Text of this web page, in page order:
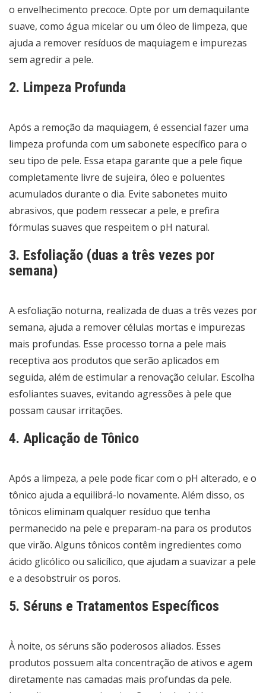
o envelhecimento precoce. Opte por um demaquilante
suave, como água micelar ou um óleo de limpeza, que
ajuda a remover resíduos de maquiagem e impurezas
sem agredir a pele.
2. Limpeza Profunda
Após a remoção da maquiagem, é essencial fazer uma
limpeza profunda com um sabonete específico para o
seu tipo de pele. Essa etapa garante que a pele fique
completamente livre de sujeira, óleo e poluentes
acumulados durante o dia. Evite sabonetes muito
abrasivos, que podem ressecar a pele, e prefira
fórmulas suaves que respeitem o pH natural.
3. Esfoliação (duas a três vezes por
semana)
A esfoliação noturna, realizada de duas a três vezes por
semana, ajuda a remover células mortas e impurezas
mais profundas. Esse processo torna a pele mais
receptiva aos produtos que serão aplicados em
seguida, além de estimular a renovação celular. Escolha
esfoliantes suaves, evitando agressões à pele que
possam causar irritações.
4. Aplicação de Tônico
Após a limpeza, a pele pode ficar com o pH alterado, e o
tônico ajuda a equilibrá-lo novamente. Além disso, os
tônicos eliminam qualquer resíduo que tenha
permanecido na pele e preparam-na para os produtos
que virão. Alguns tônicos contêm ingredientes como
ácido glicólico ou salicílico, que ajudam a suavizar a pele
e a desobstruir os poros.
5. Séruns e Tratamentos Específicos
À noite, os séruns são poderosos aliados. Esses
produtos possuem alta concentração de ativos e agem
diretamente nas camadas mais profundas da pele.